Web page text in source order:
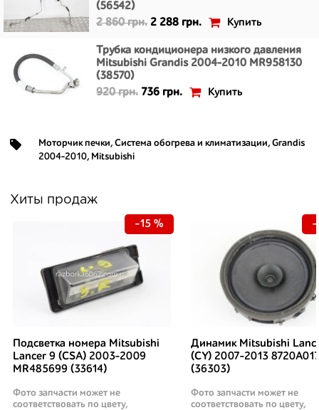
(56542)
2 860 грн. 2 288 грн. Купить
Трубка кондиционера низкого давления
Mitsubishi Grandis 2004-2010 MR958130
(38570)
920 грн. 736 грн. Купить
Моторчик печки, Система обогрева и климатизации, Grandis
2004-2010, Mitsubishi
Хиты продаж
Подсветка номера Mitsubishi
Lancer 9 (CSA) 2003-2009
MR485699 (33614)
Фото запчасти может не
соответствовать по цвету,
-15 %
Динамик Mitsubishi
(CY) 2007-2013
(36303)
Фото запчасти может не
соответствовать по цвету,
-